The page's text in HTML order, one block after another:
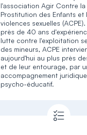
l'association Agir Contre la
Prostitution des Enfants et
violences sexuelles
près de 40 ans
lutte contre l'exploitation
des mineurs, ACPE
aujourd'hui au plus près
et de leur entourage, par
accompagnement
psycho-éducatif.